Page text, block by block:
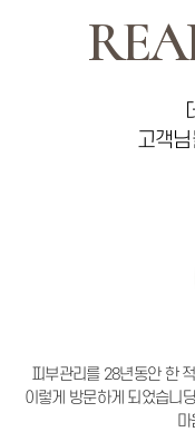
고객
피부관리를 28년동안 한
이렇게 방문하게 되었습니